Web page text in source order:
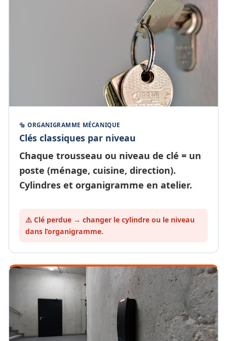
🔩 ORGANIGRAMME MÉCANIQUE
Clés classiques par niveau
Chaque trousseau ou niveau de clé = un
poste (ménage, cuisine, direction).
Cylindres et organigramme en atelier.
⚠️ Clé perdue → changer le cylindre ou le niveau
dans l’organigramme.